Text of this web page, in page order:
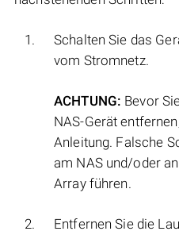
Schalten Sie das
vom Stromnetz.
ACHTUNG: Bevor
NAS-Gerät
Anleitung. Falsche
am NAS und/oder
Array führen.
Entfernen Sie die